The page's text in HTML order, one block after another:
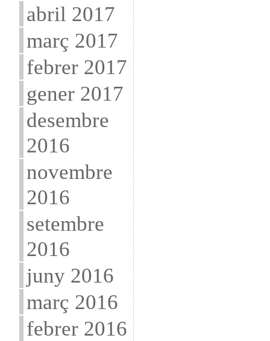
abril 2017
març 2017
febrer 2017
gener 2017
desembre
2016
novembre
2016
setembre
2016
juny 2016
març 2016
febrer 2016